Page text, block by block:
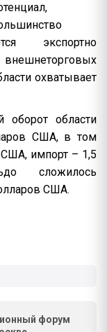
экспортно
охватывает
оборот области
США, в том
импорт – 1,5
сложилось
США.
форум